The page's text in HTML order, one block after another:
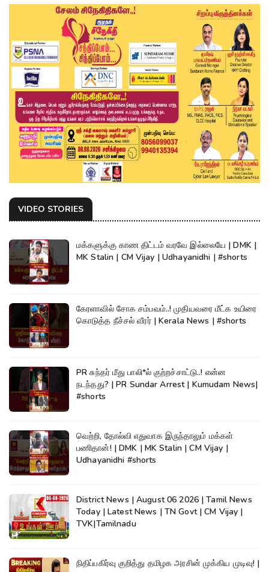
VIDEO STORIES
மக்களுக்கு காண திட்டம் வரவே இல்லையே | DMK |
MK Stalin | CM Vijay | Udhayanidhi | #shorts
கேரளாவில் சோக சம்பவம்..! முதியவரை மீட்க உயிரை
கொடுத்த நீச்சல் வீரர் | Kerala News | #shorts
PR சுந்தர் மீது பாலி*ல் குற்றச்சாட்டு..! என்ன
நடந்தது? | PR Sundar Arrest | Kumudam News|
#shorts
வெற்றி, தோல்வி எதுவாக இருந்தாலும் மக்கள்
பணிதான்! | DMK | MK Stalin | CM Vijay |
Udhayanidhi #shorts
District News | August 06 2026 | Tamil News
Today | Latest News | TN Govt | CM Vijay |
TVK|Tamilnadu
நிதிப்பகிர்வு குறித்து தமிழக அரசின் முக்கிய முடிவு! |